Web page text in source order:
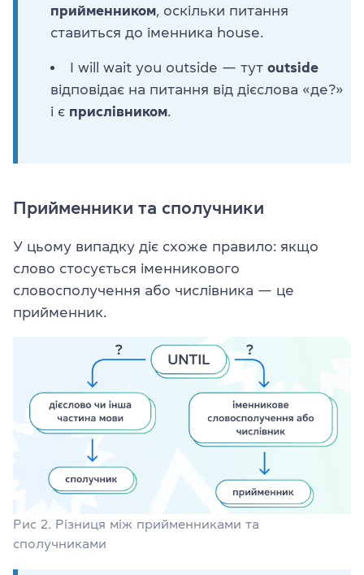
прийменником, оскільки питання
ставиться до іменника house.
I will wait you outside — тут outside
відповідає на питання від дієслова «де?»
і є прислівником.
Прийменники та сполучники
У цьому випадку діє схоже правило: якщо
слово стосується іменникового
словосполучення або числівника — це
прийменник.
Рис 2. Різниця між прийменниками та
сполучниками